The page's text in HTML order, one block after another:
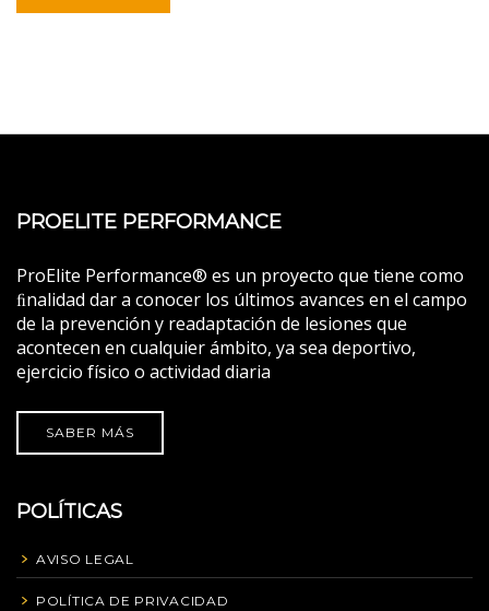
PROELITE PERFORMANCE
ProElite Performance® es un proyecto que tiene como
ﬁnalidad dar a conocer los últimos avances en el campo
de la prevención y readaptación de lesiones que
acontecen en cualquier ámbito, ya sea deportivo,
ejercicio físico o actividad diaria
SABER MÁS
POLÍTICAS
AVISO LEGAL
POLÍTICA DE PRIVACIDAD